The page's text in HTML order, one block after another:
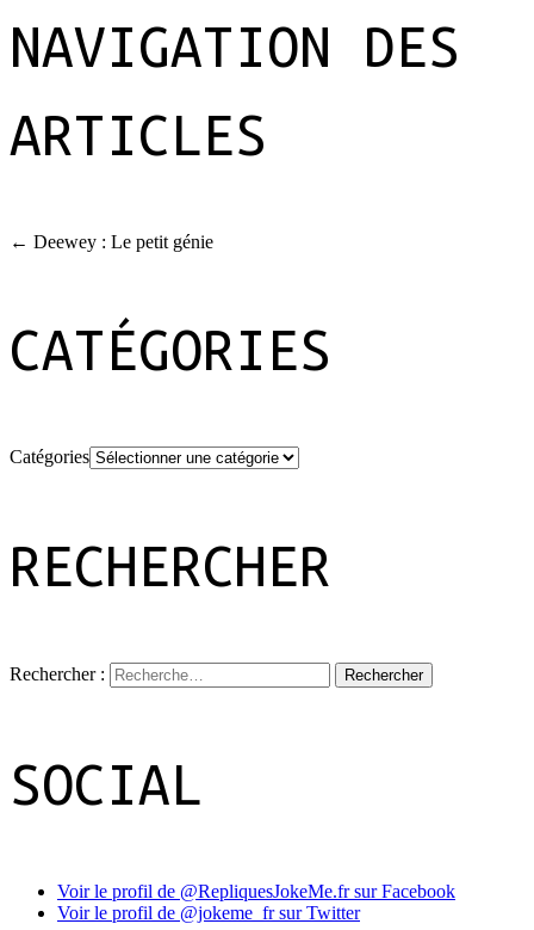
NAVIGATION DES
ARTICLES
← Deewey : Le petit génie
CATÉGORIES
Catégories
RECHERCHER
Rechercher :
SOCIAL
Voir le profil de @RepliquesJokeMe.fr sur Facebook
Voir le profil de @jokeme_fr sur Twitter